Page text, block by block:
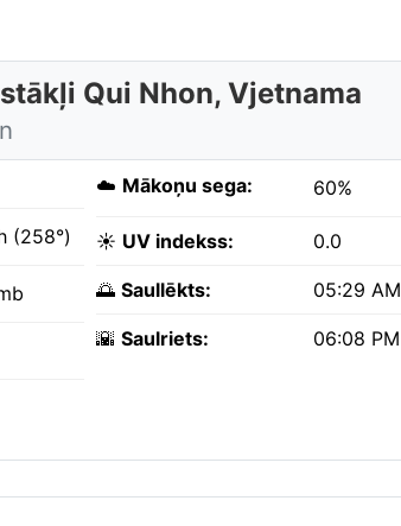
Qui Nhon, Vjetnama
(258°)
☁️ Mākoņu sega: 60%
☀️ UV indekss: 0.0
🌅 Saullēkts: 05:29 AM
🌇 Saulriets: 06:08 PM